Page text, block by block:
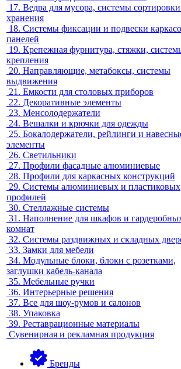
17. Ведра для мусора, системы
хранения
18. Системы фиксации и подвески
панелей
19. Крепежная фурнитура, стяжки,
крепления
20. Направляющие, метабоксы, системы
выдвижения
21. Емкости для столовых приборов
22. Декоративные элементы
23. Менсолодержатели
24. Вешалки и крючки для одежды
25. Бокалодержатели, рейлинги и
элементы
26. Светильники
27. Профили фасадные алюминиевые
28. Профили для каркасных конструкций
29. Системы алюминиевых и пластиковых
профилей
30. Стеллажные системы
31. Наполнение для шкафов и
комнат
32. Системы раздвижных и складных
33. Замки для мебели
34. Модульные блоки, блоки с розетками,
заглушки кабель-канала
35. Мебельные ручки
36. Интерьерные решения
37. Все для шоу-румов и салонов
38. Упаковка
39. Реставрационные материалы
Сувенирная и рекламная продукция
Бренды